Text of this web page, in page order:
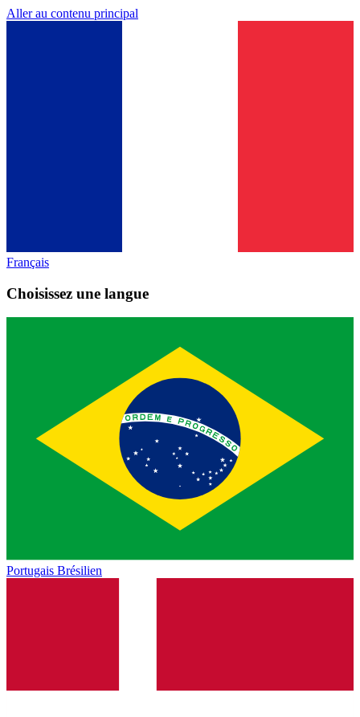
Aller au contenu principal
Français
Choisissez une langue
Portugais Brésilien